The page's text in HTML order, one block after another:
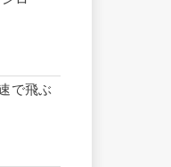
で飛ぶ